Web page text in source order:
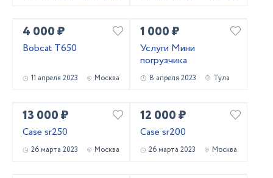
4 000 ₽
Bobcat T650
11 апреля 2023 Москва
1 000 ₽
Услуги Мини
погрузчика
8 апреля 2023 Тула
13 000 ₽
Case sr250
26 марта 2023 Москва
12 000 ₽
Case sr200
26 марта 2023 Москва